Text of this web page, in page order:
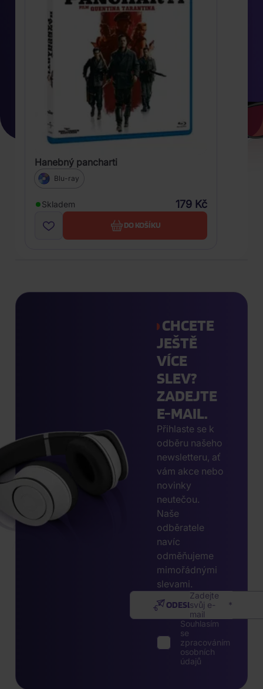
Hanebný pancharti
Blu-ray
Skladem 179 Kč
DO KOŠÍKU
CHCETE
JEŠTĚ
VÍCE
SLEV?
ZADEJTE
E-MAIL.
Přihlaste se k
odběru našeho
newsletteru, ať
vám akce nebo
novinky
neutečou.
Naše
odběratele
navíc
odměňujeme
mimořádnými
slevami.
Zadejte
svůj e-
mail
ODESLAT
Souhlasím
se
zpracováním
osobních
údajů